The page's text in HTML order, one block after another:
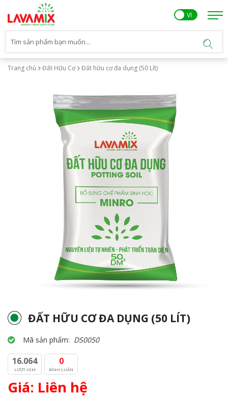
EN VI
Trang chủ Đất Hữu Cơ Đất hữu cơ đa dụng (50 Lít)
ĐẤT HỮU CƠ ĐA DỤNG (50 LÍT)
Mã sản phẩm: DS0050
16.064
LƯỢT XEM
0
BÌNH LUẬN
Giá: Liên hệ